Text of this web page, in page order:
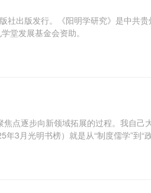
社出版发行。《阳明学研究》是中共
堂发展基金会资助。
点逐步向新领域拓展的过程。我自己
3月光明书榜）就是从“制度儒学”到“